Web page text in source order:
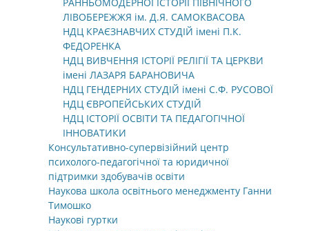
ЛІВОБЕРЕЖЖЯ ім. Д.Я. САМОКВАСОВА
НДЦ КРАЄЗНАВЧИХ СТУДІЙ імені П.К.
ФЕДОРЕНКА
НДЦ ВИВЧЕННЯ ІСТОРІЇ РЕЛІГІЇ ТА ЦЕРКВИ
імені ЛАЗАРЯ БАРАНОВИЧА
НДЦ ГЕНДЕРНИХ СТУДІЙ імені С.Ф. РУСОВОЇ
НДЦ ЄВРОПЕЙСЬКИХ СТУДІЙ
НДЦ ІСТОРІЇ ОСВІТИ ТА ПЕДАГОГІЧНОЇ
ІННОВАТИКИ
Консультативно-супервізійний центр
психолого-педагогічної та юридичної
підтримки здобувачів освіти
Наукова школа освітнього менеджменту Ганни
Тимошко
Наукові гуртки